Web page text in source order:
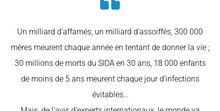
Un milliard d’affamés, un milliard d’assoiffés, 300 000
mères meurent chaque année en tentant de donner la vie ;
30 millions de morts du SIDA en 30 ans, 18 000 enfants
de moins de 5 ans meurent chaque jour d’infections
évitables…